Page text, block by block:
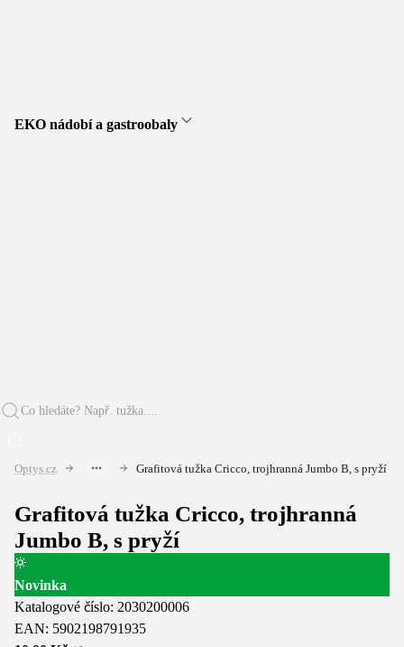
EKO nádobí a gastroobaly
Optys.cz Grafitová tužka Cricco, trojhranná Jumbo B, s pryží
Grafitová tužka Cricco, trojhranná
Jumbo B, s pryží
Novinka
Katalogové číslo: 2030200006
EAN: 5902198791935